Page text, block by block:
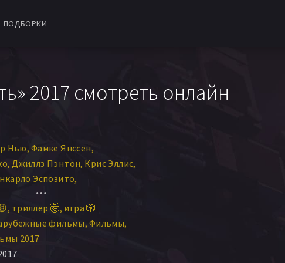
ПОДБОРКИ
2017 смотреть онлайн
Нью Фамке Янссен
Джиллз Пэнтон Крис Эллис
Эспозито
Джоанна Ньюмарк
Кэйтлин Фицджералд
Скотт Пате Тревор Лернер
Шон Тайсон
Фиона Хоган
триллер 🤯 игра 🎲
фильмы Фильмы
2017